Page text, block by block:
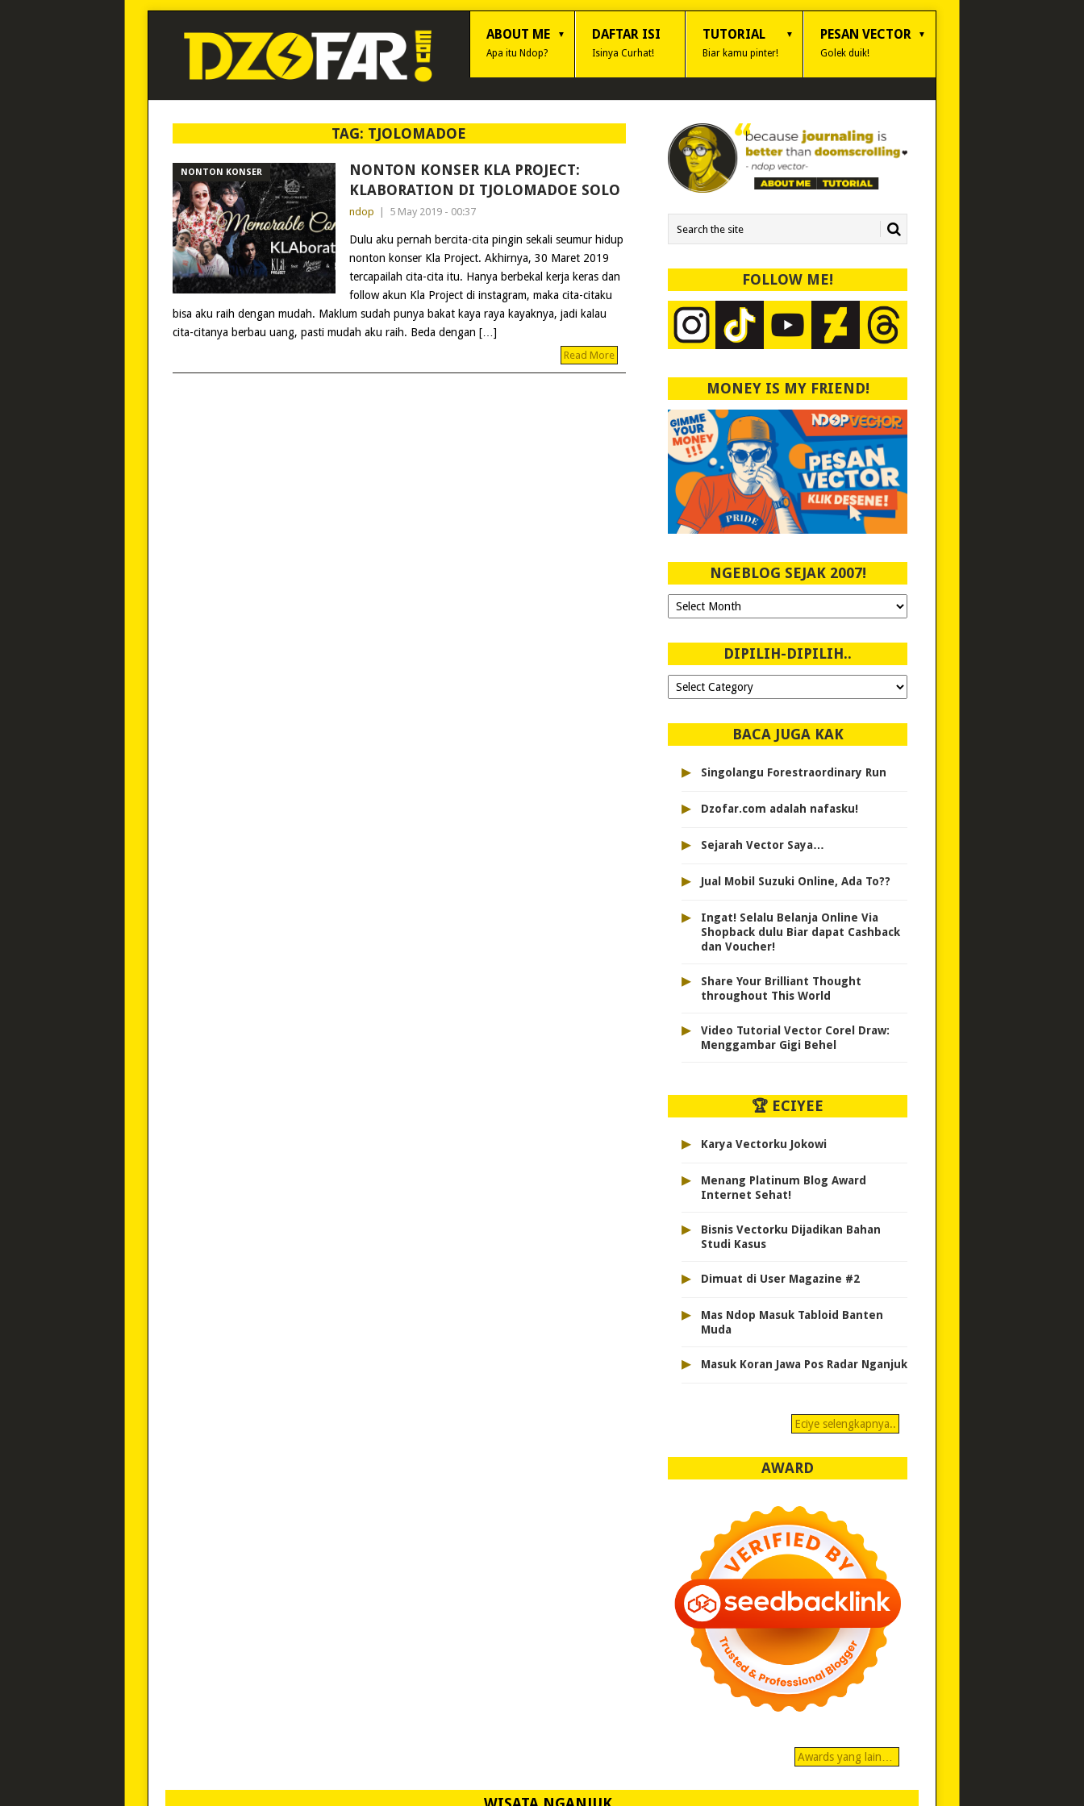
ABOUT ME
Apa itu Ndop?
DAFTAR ISI
Isinya Curhat!
TUTORIAL
Biar kamu pinter!
PESAN VECTOR
Golek duik!
TAG: TJOLOMADOE
NONTON KONSER
NONTON KONSER KLA PROJECT:
KLABORATION DI TJOLOMADOE SOLO
ndop 5 May 2019 - 00:37
Dulu aku pernah bercita-cita pingin sekali seumur hidup
nonton konser Kla Project. Akhirnya, 30 Maret 2019
tercapailah cita-cita itu. Hanya berbekal kerja keras dan
follow akun Kla Project di instagram, maka cita-citaku
bisa aku raih dengan mudah. Maklum sudah punya bakat kaya raya kayaknya, jadi kalau
cita-citanya berbau uang, pasti mudah aku raih. Beda dengan […]
Read More
FOLLOW ME!
MONEY IS MY FRIEND!
NGEBLOG SEJAK 2007!
Ngeblog
Sejak
DIPILIH-DIPILIH..
Dipilih-
dipilih..
BACA JUGA KAK
▸ Singolangu Forestraordinary Run
▸ Dzofar.com adalah nafasku!
▸ Sejarah Vector Saya…
▸ Jual Mobil Suzuki Online, Ada To??
▸
Ingat! Selalu Belanja Online Via
Shopback dulu Biar dapat Cashback
dan Voucher!
▸
Share Your Brilliant Thought
throughout This World
▸
Video Tutorial Vector Corel Draw:
Menggambar Gigi Behel
🏆 ECIYEE
▸ Karya Vectorku Jokowi
▸
Menang Platinum Blog Award
Internet Sehat!
▸
Bisnis Vectorku Dijadikan Bahan
Studi Kasus
▸ Dimuat di User Magazine #2
▸
Mas Ndop Masuk Tabloid Banten
Muda
▸ Masuk Koran Jawa Pos Radar Nganjuk
Eciye selengkapnya..
AWARD
Awards yang lain…